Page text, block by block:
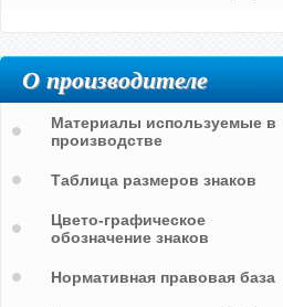
О производителе
Материалы используемые в
производстве
Таблица размеров знаков
Цвето-графическое
обозначение знаков
Нормативная правовая база